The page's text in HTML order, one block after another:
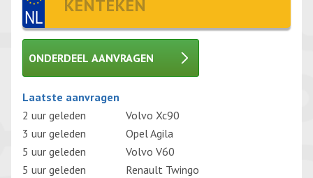
ONDERDEEL AANVRAGEN
Gelieve dit veld leeg te laten.
Laatste aanvragen
2 uur geleden
Volvo Xc90
3 uur geleden
Opel Agila
5 uur geleden
Volvo V60
5 uur geleden
Renault Twingo